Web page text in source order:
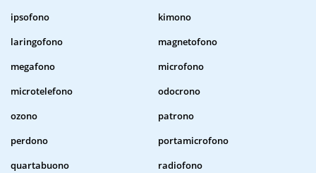
ipsofono
kimono
laringofono
magnetofono
megafono
microfono
microtelefono
odocrono
ozono
patrono
perdono
portamicrofono
quartabuono
radiofono